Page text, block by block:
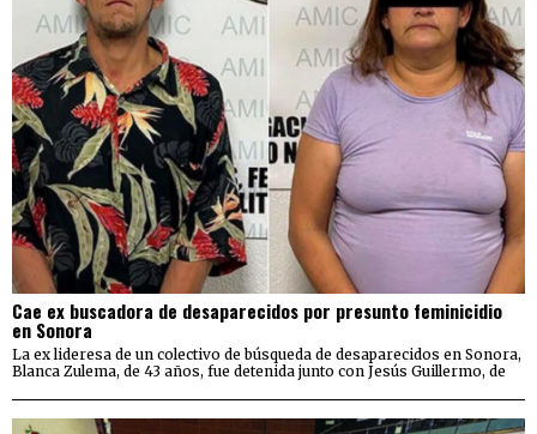
Cae ex buscadora de desaparecidos por presunto feminicidio
en Sonora
La ex lideresa de un colectivo de búsqueda de desaparecidos en Sonora,
Blanca Zulema, de 43 años, fue detenida junto con Jesús Guillermo, de